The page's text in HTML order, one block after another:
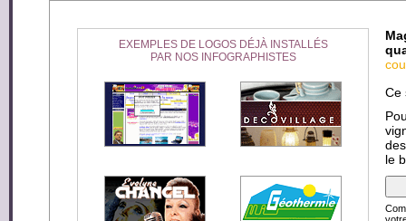
EXEMPLES DE LOGOS DÉJÀ INSTALLÉS
PAR NOS INFOGRAPHISTES
Ce
le